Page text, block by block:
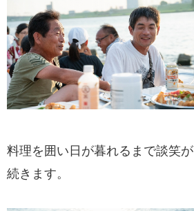
料理を囲い日が暮れるまで談笑が
続きます。